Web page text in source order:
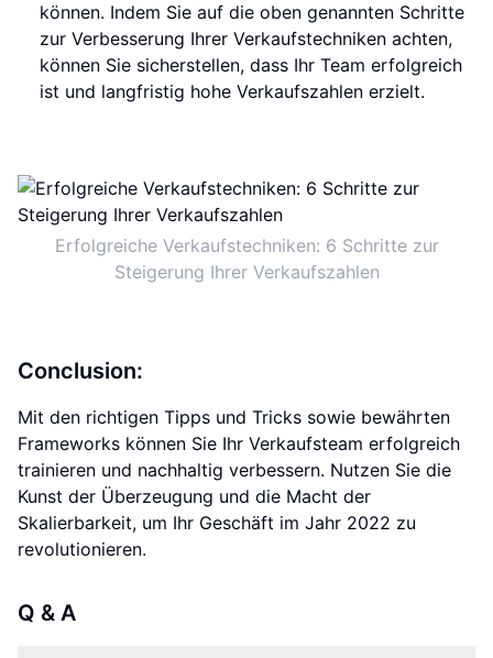
können. Indem Sie auf die oben genannten Schritte
zur Verbesserung Ihrer Verkaufstechniken achten,
können Sie sicherstellen, dass Ihr Team erfolgreich
ist und langfristig hohe Verkaufszahlen erzielt.
Erfolgreiche Verkaufstechniken: 6 Schritte zur
Steigerung Ihrer Verkaufszahlen
Conclusion:
Mit den richtigen Tipps und Tricks sowie bewährten
Frameworks können Sie Ihr Verkaufsteam erfolgreich
trainieren und nachhaltig verbessern. Nutzen Sie die
Kunst der Überzeugung und die Macht der
Skalierbarkeit, um Ihr Geschäft im Jahr 2022 zu
revolutionieren.
Q & A